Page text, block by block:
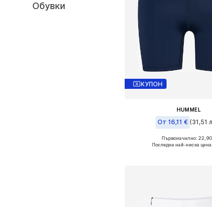
Обувки
КУПОН
HUMMEL
От 16,11 € (31,51
Налични размери: XS, S,
Първоначално:
Последна най-ниска цена: